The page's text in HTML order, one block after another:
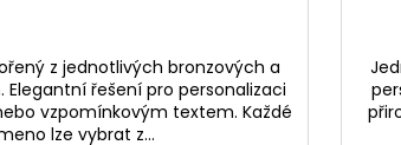
z jednotlivých bronzových a
řešení pro personalizaci
vzpomínkovým textem. Každé
lze vybrat z...